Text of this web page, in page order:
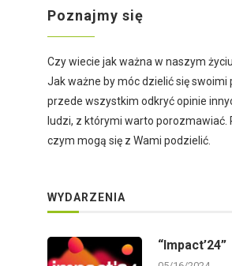
Poznajmy się
Czy wiecie jak ważna w naszym
Jak ważne by móc dzielić się swoimi
przede wszystkim odkryć opinie
ludzi, z którymi warto porozmawiać.
czym mogą się z Wami podzielić.
WYDARZENIA
“Impact’24”